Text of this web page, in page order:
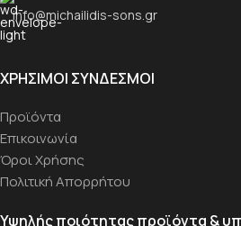
info@michailidis-sons.gr
ΧΡΗΣΙΜΟΙ ΣΥΝΔΕΣΜΟΙ
Προϊόντα
Επικοινωνία
Όροι Χρήσης
Πολιτική Απορρήτου
Υψηλής ποιότητας προϊόντα &